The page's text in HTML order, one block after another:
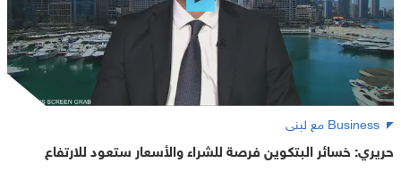
Business مع لبنى
حريري: خسائر البتكوين فرصة للشراء والأسعار ستعود للارتفاع